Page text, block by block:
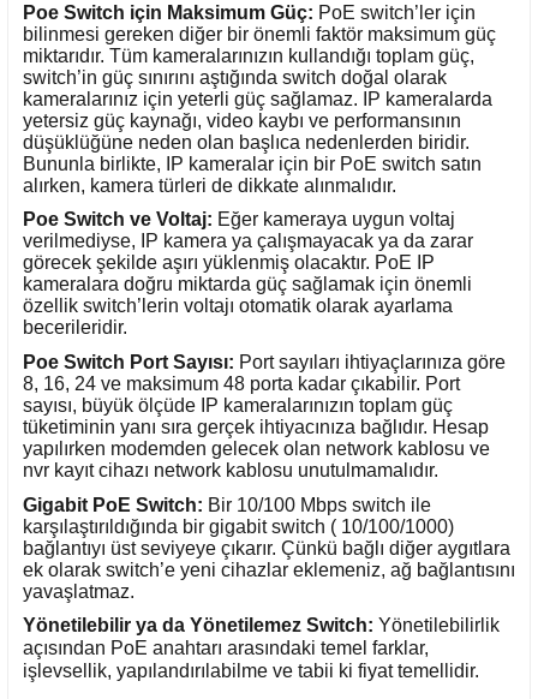
Poe Switch için Maksimum Güç: PoE switch’ler için
bilinmesi gereken diğer bir önemli faktör maksimum güç
miktarıdır. Tüm kameralarınızın kullandığı toplam güç,
switch’in güç sınırını aştığında switch doğal olarak
kameralarınız için yeterli güç sağlamaz. IP kameralarda
yetersiz güç kaynağı, video kaybı ve performansının
düşüklüğüne neden olan başlıca nedenlerden biridir.
Bununla birlikte, IP kameralar için bir PoE switch satın
alırken, kamera türleri de dikkate alınmalıdır.
Poe Switch ve Voltaj: Eğer kameraya uygun voltaj
verilmediyse, IP kamera ya çalışmayacak ya da zarar
görecek şekilde aşırı yüklenmiş olacaktır. PoE IP
kameralara doğru miktarda güç sağlamak için önemli
özellik switch’lerin voltajı otomatik olarak ayarlama
becerileridir.
Poe Switch Port Sayısı: Port sayıları ihtiyaçlarınıza göre
8, 16, 24 ve maksimum 48 porta kadar çıkabilir. Port
sayısı, büyük ölçüde IP kameralarınızın toplam güç
tüketiminin yanı sıra gerçek ihtiyacınıza bağlıdır. Hesap
yapılırken modemden gelecek olan network kablosu ve
nvr kayıt cihazı network kablosu unutulmamalıdır.
Gigabit PoE Switch: Bir 10/100 Mbps switch ile
karşılaştırıldığında bir gigabit switch ( 10/100/1000)
bağlantıyı üst seviyeye çıkarır. Çünkü bağlı diğer aygıtlara
ek olarak switch’e yeni cihazlar eklemeniz, ağ bağlantısını
yavaşlatmaz.
Yönetilebilir ya da Yönetilemez Switch: Yönetilebilirlik
açısından PoE anahtarı arasındaki temel farklar,
işlevsellik, yapılandırılabilme ve tabii ki fiyat temellidir.